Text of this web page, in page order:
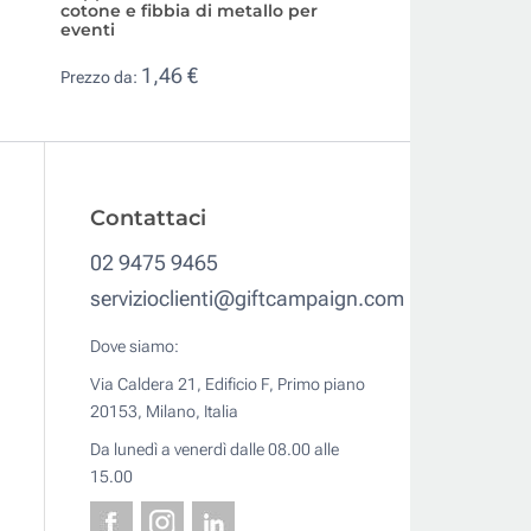
cotone e fibbia di metallo per
eventi
Prezzo da: 1,46 €
Contattaci
02 9475 9465
servizioclienti@giftcampaign.com
Dove siamo:
Via Caldera 21, Edificio F, Primo piano
20153, Milano, Italia
Da lunedì a venerdì dalle 08.00 alle
15.00